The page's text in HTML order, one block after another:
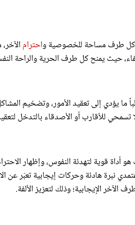
كل طرف مساحة للخصوصية واحترام
حيث يمنح كل طرف الحرية والراحة
ما يؤدي إلى تعقيد الأمور، وتضخيم
للأقارب أو الأصدقاء بالتدخل
هو أداة قوية لتهدئة النفوس، وإظهار
نبرة هادئة وحركات إيجابية تعبّر
الإيجابية؛ وذلك لتعزيز الألفة.